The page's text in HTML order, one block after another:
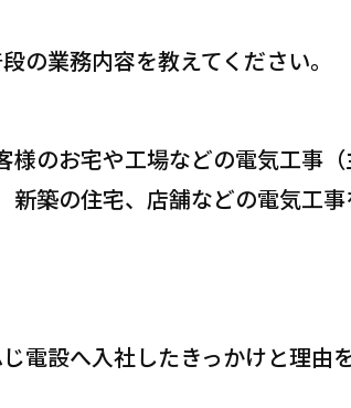
の業務内容を教えてください。
様のお宅や工場などの電気工事
新築の住宅、店舗などの電気工事
電設へ入社したきっかけと理由